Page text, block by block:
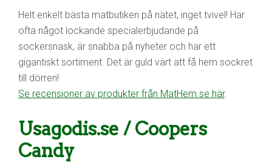
Helt enkelt bästa matbutiken på nätet, inget tvivel! Har
ofta något lockande specialerbjudande på
sockersnask, är snabba på nyheter och har ett
gigantiskt sortiment. Det är guld värt att få hem sockret
till dörren!
Se recensioner av produkter från MatHem.se här.
Usagodis.se / Coopers
Candy